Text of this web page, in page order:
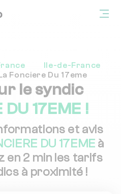
Ile-de-France
Fonciere Du 17eme
le syndic
DU 17EME !
et avis
DU 17EME à
en 2 min les tarifs
à proximité !